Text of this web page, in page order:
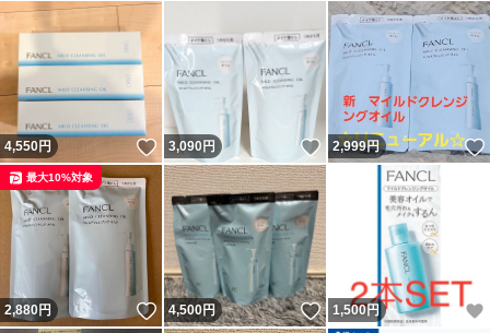
4,550円 いいね！
3,090円 いいね！
2,999円
2,880円 いいね！
最大10%対象
4,500円 いいね！
1,500円